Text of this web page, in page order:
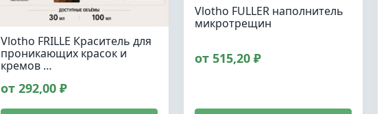
Vlotho FRILLE Краситель для
проникающих красок и
кремов …
от 292,00 ₽
Vlotho FULLER наполнитель
микротрещин
от 515,20 ₽